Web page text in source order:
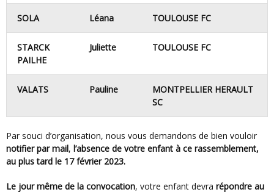
SOLA Léana TOULOUSE FC
STARCK
PAILHE
Juliette TOULOUSE FC
VALATS Pauline
MONTPELLIER HERAULT
SC
Par souci d’organisation, nous vous demandons de bien vouloir
notifier par mail, l’absence de votre enfant à ce rassemblement,
au plus tard le 17 février 2023.
Le jour même de la convocation, votre enfant devra répondre au